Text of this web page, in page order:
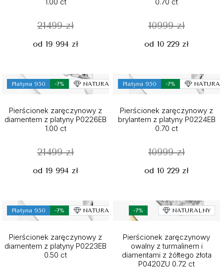
21499 zł
od 19 994 zł
10999 zł
od 10 229 zł
Platyna 950 -7% NATURALNY
Pierścionek zaręczynowy z
diamentem z platyny P0226EB
1.00 ct
21499 zł
od 19 994 zł
Platyna 950 -7%
Pierścionek zaręczynowy z
brylantem z platyny P0224EB
0.70 ct
10999 zł
od 10 229 zł
Platyna 950 -7% NATURALNY
Pierścionek zaręczynowy z
diamentem z platyny P0223EB
0.50 ct
-7% NATURALNY
Pierścionek zaręczynowy
owalny z turmalinem i
diamentami z żółtego złota
P0420ZU 0.72 ct